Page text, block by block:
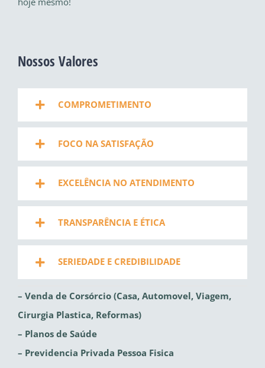
Nossos Valores
COMPROMETIMENTO
FOCO NA SATISFAÇÃO
EXCELÊNCIA NO ATENDIMENTO
TRANSPARÊNCIA E ÉTICA
SERIEDADE E CREDIBILIDADE
– Venda de Corsórcio (Casa, Automovel, Viagem,
Cirurgia Plastica, Reformas)
– Planos de Saúde
– Previdencia Privada Pessoa Fisica